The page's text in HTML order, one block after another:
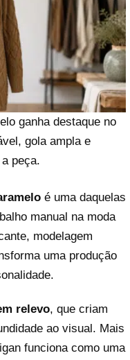
ganha destaque no
gola ampla e
peça.
é uma daquelas
manual na moda
modelagem
uma produção
relevo, que criam
ao visual. Mais
funciona como uma